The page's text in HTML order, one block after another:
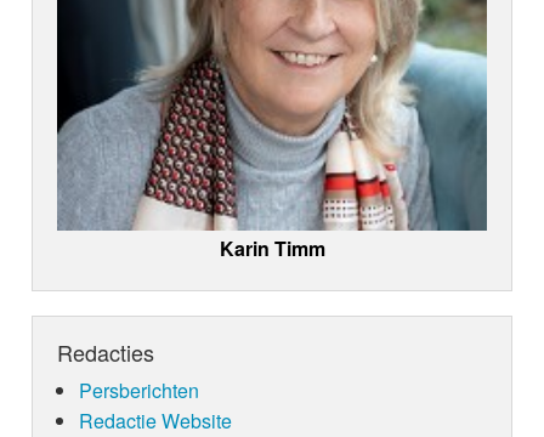
Karin Timm
Redacties
Persberichten
Redactie Website